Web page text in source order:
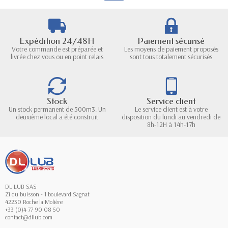
Expédition 24/48H
Votre commande est préparée et
livrée chez vous ou en point relais
Paiement sécurisé
Les moyens de paiement proposés
sont tous totalement sécurisés
Stock
Un stock permanent de 500m3. Un
deuxième local a été construit
Service client
Le service client est à votre
disposition du lundi au vendredi de
8h-12H à 14h-17h
DL LUB SAS
Zi du buisson - 1 boulevard Sagnat
42230 Roche la Molière
+33 (0)4 77 90 08 50
contact@dllub.com